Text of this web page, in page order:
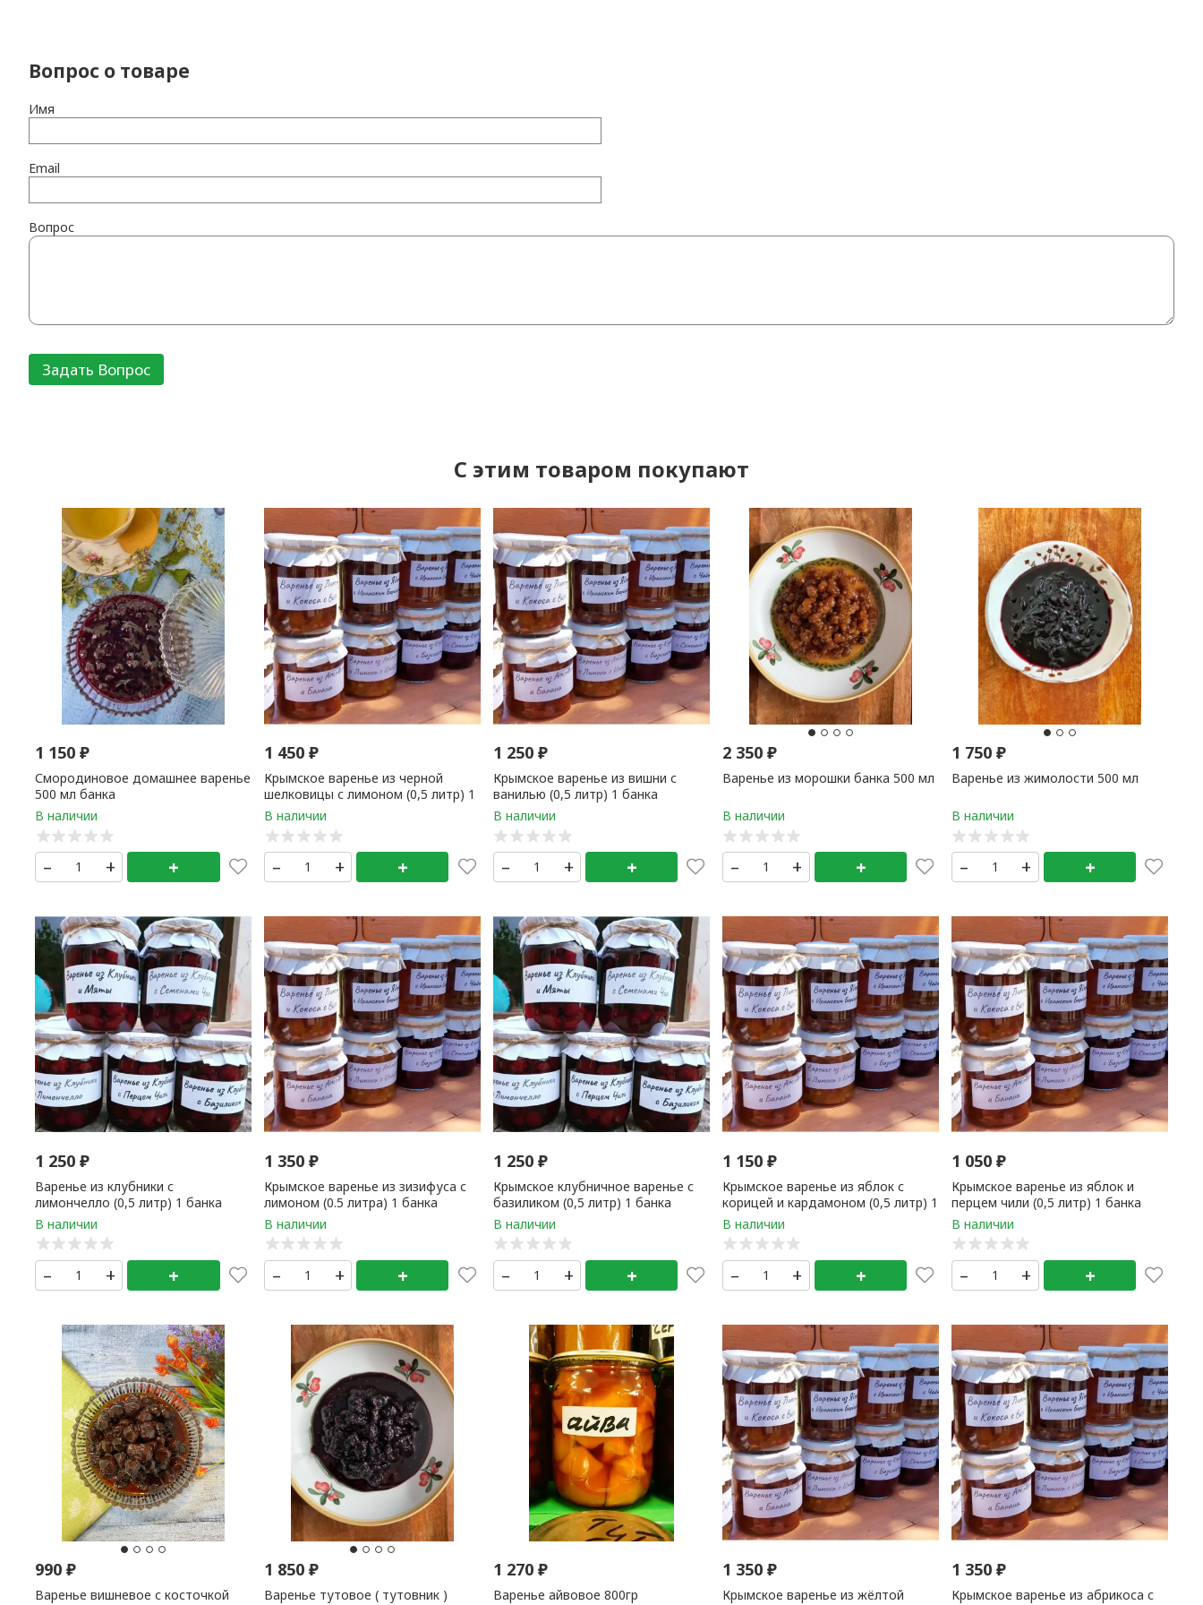
Вопрос о товаре
Имя
Email
Вопрос
C этим товаром покупают
1 150₽
Смородиновое домашнее варенье
500 мл банка
– + +
1 450₽
Крымское варенье из черной
шелковицы с лимоном (0,5 литр) 1
банка
– + +
1 250₽
Крымское варенье из вишни с
ванилью (0,5 литр) 1 банка
– + +
2 350 ₽
Варенье из морошки банка 500 мл
– + +
1 750 ₽
Варенье из жимолости 500 мл
– + +
1 250₽
Варенье из клубники с
лимончелло (0,5 литр) 1 банка
– + +
1 350₽
Крымское варенье из зизифуса с
лимоном (0.5 литра) 1 банка
– + +
1 250₽
Крымское клубничное варенье с
базиликом (0,5 литр) 1 банка
– + +
1 150 ₽
Крымское варенье из яблок с
корицей и кардамоном (0,5 литр) 1
банка
– + +
1 050 ₽
Крымское варенье из яблок и
перцем чили (0,5 литр) 1 банка
– + +
990₽
Варенье вишневое с косточкой
1 850₽
Варенье тутовое ( тутовник )
1 270₽
Варенье айвовое 800гр
1 350 ₽
Крымское варенье из жёлтой
1 350 ₽
Крымское варенье из абрикоса с